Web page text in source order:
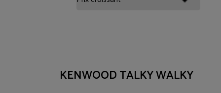
KENWOOD TALKY WALKY